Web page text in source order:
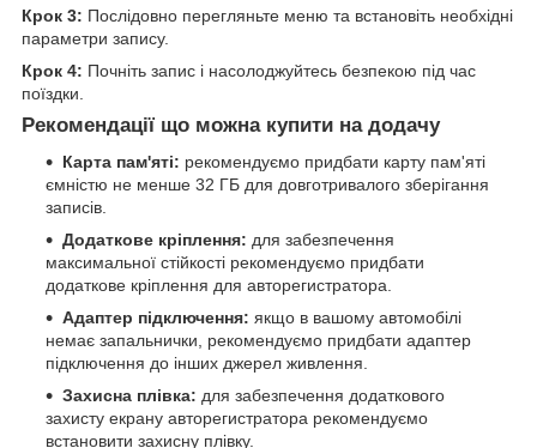
Крок 3: Послідовно перегляньте меню та встановіть необхідні
параметри запису.
Крок 4: Почніть запис і насолоджуйтесь безпекою під час
поїздки.
Рекомендації що можна купити на додачу
Карта пам'яті: рекомендуємо придбати карту пам'яті
ємністю не менше 32 ГБ для довготривалого зберігання
записів.
Додаткове кріплення: для забезпечення
максимальної стійкості рекомендуємо придбати
додаткове кріплення для авторегистратора.
Адаптер підключення: якщо в вашому автомобілі
немає запальнички, рекомендуємо придбати адаптер
підключення до інших джерел живлення.
Захисна плівка: для забезпечення додаткового
захисту екрану авторегистратора рекомендуємо
встановити захисну плівку.